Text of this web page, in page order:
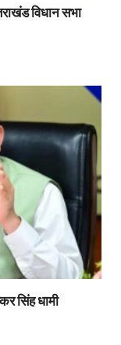
रेलवे की बड़ी करवाई,
का शिकंजा
मुख्यमंत्री ने किए मां
महिला दिवस 2026 के
नरेन्द्र मोदी 9
ने कलश संगीत द्वारा
27: बस्तर के विकास का
Seva Tirth: भारत की
बनाने के लिए आज जुटेंगे
विधान सभा
सिंह धामी